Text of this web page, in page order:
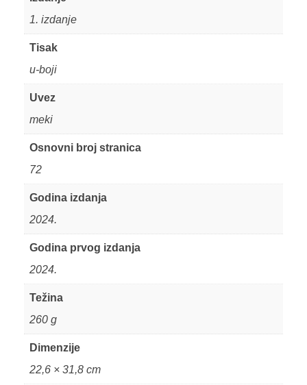
1. izdanje
Tisak
u-boji
Uvez
meki
Osnovni broj stranica
72
Godina izdanja
2024.
Godina prvog izdanja
2024.
Težina
260 g
Dimenzije
22,6 × 31,8 cm